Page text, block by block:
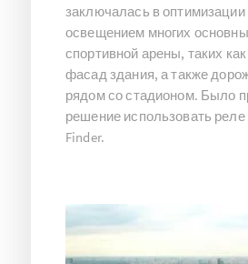
заключалась в
освещением многих
спортивной арены, таких
фасад здания, а также
рядом со стадионом. Было
решение использовать
Finder.